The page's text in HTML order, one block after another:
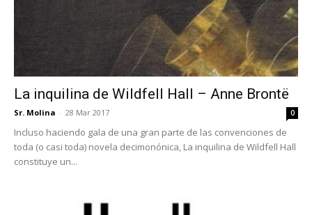
La inquilina de Wildfell Hall – Anne Brontë
Sr. Molina - 28 Mar 2017 0
Incluso haciendo gala de una gran parte de las convenciones de
toda (o casi toda) novela decimonónica, La inquilina de Wildfell Hall
constituye un...